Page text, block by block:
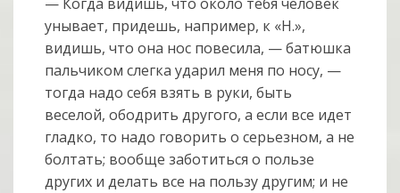
унывает, придешь, например, к «Н.»,
видишь, что она нос повесила, — батюшка
пальчиком слегка ударил меня по носу, —
тогда надо себя взять в руки, быть
веселой, ободрить другого, а если все идет
гладко, то надо говорить о серьезном, а не
болтать; вообще заботиться о пользе
других и делать все на пользу другим; и не